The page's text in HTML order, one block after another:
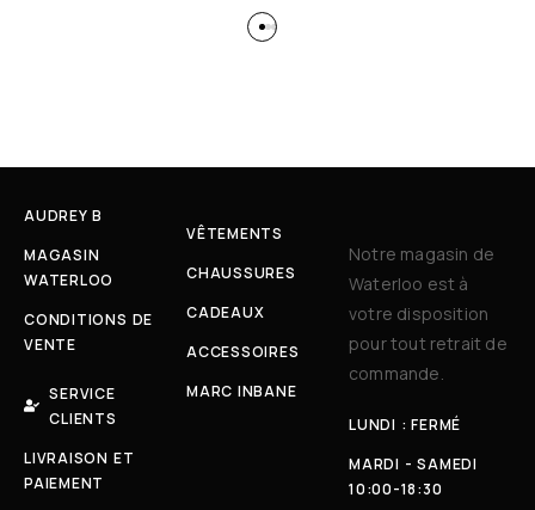
AUDREY B
MAGASIN
WATERLOO
CONDITIONS DE
VENTE
SERVICE
CLIENTS
LIVRAISON ET
PAIEMENT
VÊTEMENTS
CHAUSSURES
CADEAUX
ACCESSOIRES
MARC INBANE
Notre magasin de
Waterloo est à
votre disposition
pour tout retrait de
commande.
LUNDI : FERMÉ
MARDI - SAMEDI
10:00-18:30